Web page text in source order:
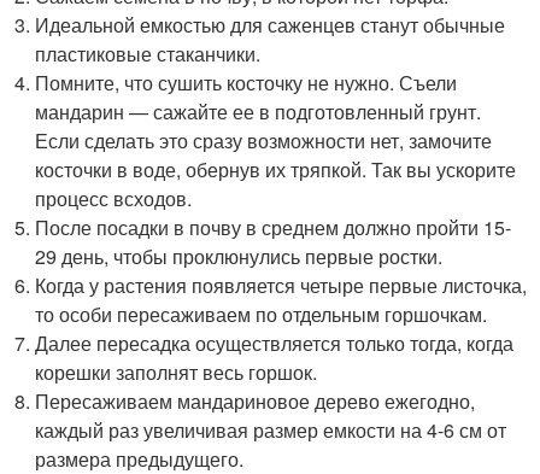
Идеальной емкостью для саженцев станут обычные
пластиковые стаканчики.
Помните, что сушить косточку не нужно. Съели
мандарин — сажайте ее в подготовленный грунт.
Если сделать это сразу возможности нет, замочите
косточки в воде, обернув их тряпкой. Так вы ускорите
процесс всходов.
После посадки в почву в среднем должно пройти 15-
29 день, чтобы проклюнулись первые ростки.
Когда у растения появляется четыре первые листочка,
то особи пересаживаем по отдельным горшочкам.
Далее пересадка осуществляется только тогда, когда
корешки заполнят весь горшок.
Пересаживаем мандариновое дерево ежегодно,
каждый раз увеличивая размер емкости на 4-6 см от
размера предыдущего.